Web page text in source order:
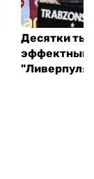
Десятки
эффектный